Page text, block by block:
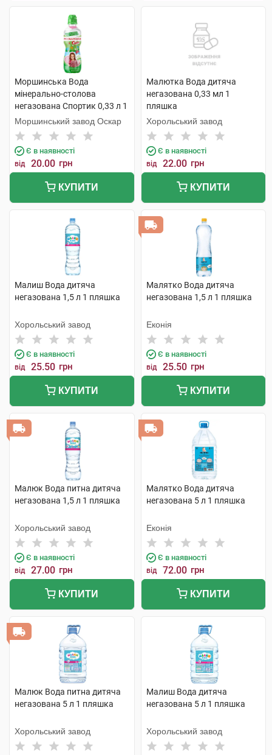
Моршинська Вода
мінерально-столова
негазована Спортик 0,33 л 1
пляшка
Моршинський завод Оскар
Є в наявності
від 20.00 грн
КУПИТИ
Малютка Вода дитяча
негазована 0,33 мл 1
пляшка
Хорольський завод
Є в наявності
від 22.00 грн
КУПИТИ
Малиш Вода дитяча
негазована 1,5 л 1 пляшка
Хорольський завод
Є в наявності
від 25.50 грн
КУПИТИ
Малятко Вода дитяча
негазована 1,5 л 1 пляшка
Еконія
Є в наявності
від 25.50 грн
КУПИТИ
Малюк Вода питна дитяча
негазована 1,5 л 1 пляшка
Хорольський завод
Є в наявності
від 27.00 грн
КУПИТИ
Малятко Вода дитяча
негазована 5 л 1 пляшка
Еконія
Є в наявності
від 72.00 грн
КУПИТИ
Малюк Вода питна дитяча
негазована 5 л 1 пляшка
Хорольський завод
Малиш Вода дитяча
негазована 5 л 1 пляшка
Хорольський завод